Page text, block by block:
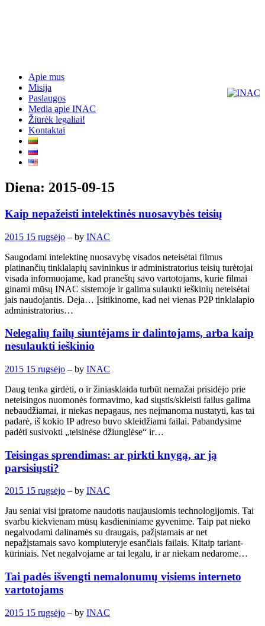
Apie mus
Misija
Paslaugos
Media apie INAC
Žiūrėk legaliai!
Kontaktai
Diena: 2015-09-15
Kaip nepažeisti intelektinės nuosavybės teisių
2015 15 rugsėjo – by INAC
Saugodami intelektinę nuosavybę visados neteisėtai filmus
platinančių tinklalapių savininkus ir administratorius teisių turėtojai
visada informuojame, kad praneštų savo vartotojams, kurie filmai
ginami mūsų INAC sistemoje ir galima sulaukti ieškinių neteisėtai
jais naudojantis. Deja… Įsitikinome, kad nei vienas P2P tinklalapio
administratorius…
Nelegalių failų siuntėjams ir dalintojams, arba kaip
nesulaukti ieškinio
2015 15 rugsėjo – by INAC
Daug tenka girdėti, o ir žiniasklaida turbūt nemažai prisidėjo prie
neteisingos nuomonės formavimo, kad siųstis/skleisti failus galima
nebaudžiamai, ir niekas nepagaus, nes neįmanoma nustatyti, kas tai
padarė, iš kokio IP adreso buvo skleidžiami failai. Pabandysime
padėti susivokti „teisinėse džiunglėse“ ir…
Teisingas sprendimas: ar pirkti knygą, ar ją
parsisiųsti?
2015 15 rugsėjo – by INAC
Jau seniai visi įpratome naudotis naujausiomis technologijomis. Tai
svarbu kiekvienam mūsų kasdieniniame gyvenime. Taip pat nieko
negalvodami dalinamės su draugais, pažįstamais ar net
nepažįstamais savo kompiuteryje esančiais failais. Kitaip tariant-
kūriniais. Net negalvojame ar tai legalu, ir ar niekam nedarome…
Tai padės išvengti nemalonumų visiems interneto
vartotojams
2015 15 rugsėjo – by INAC